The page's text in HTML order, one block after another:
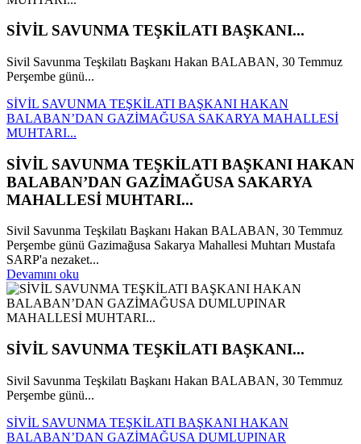
SİVİL SAVUNMA TEŞKİLATI BAŞKANI...
Sivil Savunma Teşkilatı Başkanı Hakan BALABAN, 30 Temmuz
Perşembe günü...
SİVİL SAVUNMA TEŞKİLATI BAŞKANI HAKAN
BALABAN’DAN GAZİMAĞUSA SAKARYA MAHALLESİ
MUHTARI...
SİVİL SAVUNMA TEŞKİLATI BAŞKANI HAKAN
BALABAN’DAN GAZİMAĞUSA SAKARYA
MAHALLESİ MUHTARI...
Sivil Savunma Teşkilatı Başkanı Hakan BALABAN, 30 Temmuz
Perşembe günü Gazimağusa Sakarya Mahallesi Muhtarı Mustafa
SARP'a nezaket...
Devamını oku
SİVİL SAVUNMA TEŞKİLATI BAŞKANI...
Sivil Savunma Teşkilatı Başkanı Hakan BALABAN, 30 Temmuz
Perşembe günü...
SİVİL SAVUNMA TEŞKİLATI BAŞKANI HAKAN
BALABAN’DAN GAZİMAĞUSA DUMLUPINAR